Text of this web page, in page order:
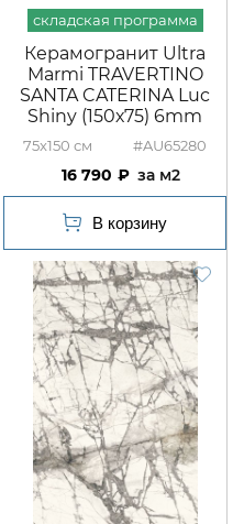
Керамогранит Ultra
Marmi TRAVERTINO
SANTA CATERINA Luc
Shiny (150х75) 6mm
75x150 #AU65280
16 790 м2